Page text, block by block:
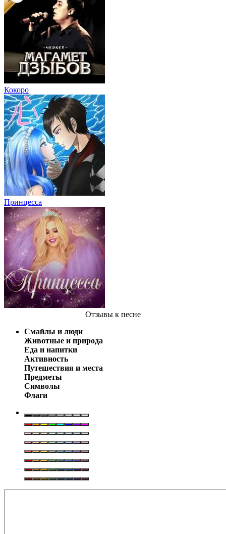
Кокоро
Принцесса
Отзывы к песне
Смайлы и люди
Животные и природа
Еда и напитки
Активность
Путешествия и места
Предметы
Символы
Флаги